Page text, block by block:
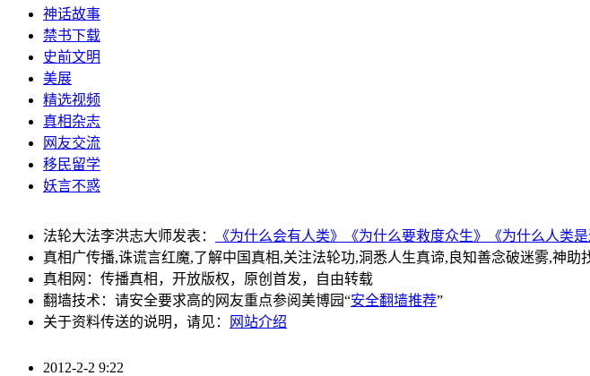
神话故事
禁书下载
史前文明
美展
精选视频
真相杂志
网友交流
移民留学
妖言不惑
法轮大法李洪志大师发表： 《为什么会有人类》 《为什么要救度众生》
《为什么人类
真相广传播,诛谎言红魔,了解中国真相,关注法轮功,洞悉人生真谛,良知善念破迷雾,神助
真相网：传播真相，开放版权，原创首发，自由转载
翻墙技术：请安全要求高的网友重点参阅美博园“安全翻墙推荐”
关于资料传送的说明，请见：
网站介绍
2012-2-2 9:22